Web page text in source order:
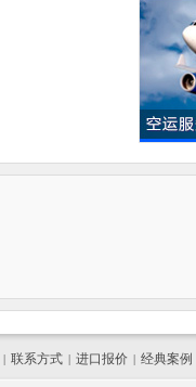
| 联系方式 | 进口报价 | 经典案例